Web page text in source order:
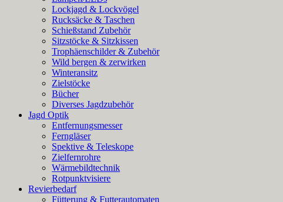
Lockjagd & Lockvögel
Rucksäcke & Taschen
Schießstand Zubehör
Sitzstöcke & Sitzkissen
Trophäenschilder & Zubehör
Wild bergen & zerwirken
Winteransitz
Zielstöcke
Bücher
Diverses Jagdzubehör
Jagd Optik
Entfernungsmesser
Ferngläser
Spektive & Teleskope
Zielfernrohre
Wärmebildtechnik
Rotpunktvisiere
Revierbedarf
Fütterung & Futterautomaten